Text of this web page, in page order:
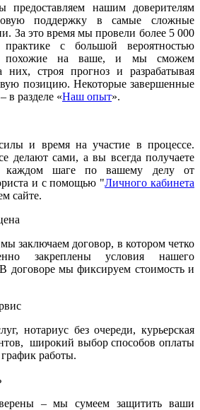
нашим доверителям
поддержку в самые сложные
За это время мы провели более 5 000
с большой вероятностью
похожие на ваше, и мы сможем
них, строя прогноз и разрабатывая
позицию. Некоторые завершенные
в разделе «Наш опыт».
и время на участие в процессе.
делают сами, а вы всегда получаете
шаге по вашему делу от
и с помощью "Личного кабинета
сайте.
заключаем договор, в котором четко
закреплены условия нашего
В договоре мы фиксируем стоимость и
нотариус без очереди, курьерская
широкий выбор способов оплаты
работы.
– мы сумеем защитить ваши